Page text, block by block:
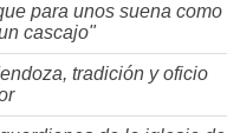
para unos suena como
cascajo"
tradición y oficio